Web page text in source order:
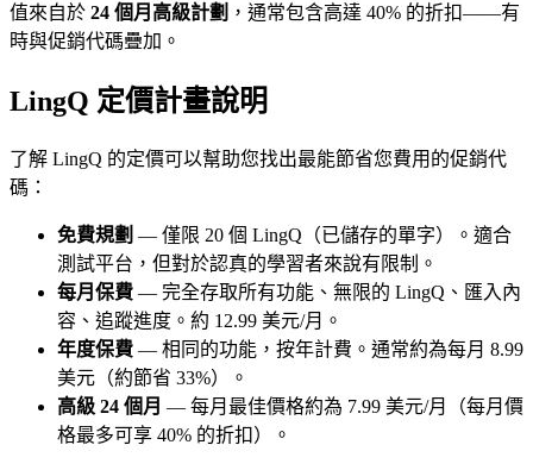
值來自於 24 個月高級計劃 ，通常包含高達 40% 的折扣——有
時與促銷代碼疊加。
LingQ 定價計畫說明
了解 LingQ 的定價可以幫助您找出最能節省您費用的促銷代
碼：
免費規劃 — 僅限 20 個 LingQ（已儲存的單字）。適合
測試平台，但對於認真的學習者來說有限制。
每月保費 — 完全存取所有功能、無限的 LingQ、匯入內
容、追蹤進度。約 12.99 美元/月。
年度保費 — 相同的功能，按年計費。通常約為每月 8.99
美元（約節省 33%）。
高級 24 個月 — 每月最佳價格約為 7.99 美元/月（每月價
格最多可享 40% 的折扣）。